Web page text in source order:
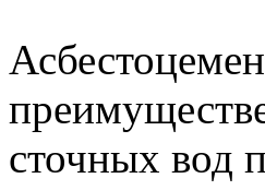
сточных вод